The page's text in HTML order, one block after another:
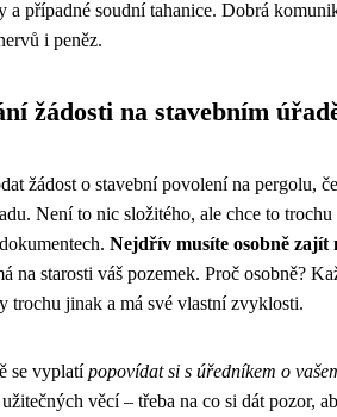
a případné soudní tahanice. Dobrá
i peněz.
žádosti na stavebním
žádost o stavební povolení na pergolu,
Není to nic složitého, ale chce to trochu
Nejdřív musíte osobně zajít
na starosti váš pozemek. Proč osobně?
trochu jinak a má své vlastní zvyklosti.
se vyplatípopovídat si s úředníkem o
věcí – třeba na co si dát pozor,